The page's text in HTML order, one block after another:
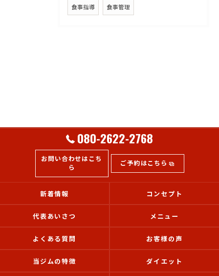
食事指導 食事管理
080-2622-2768
お問い合わせはこち
ら
ご予約はこちら
新着情報 コンセプト
代表あいさつ メニュー
よくある質問 お客様の声
当ジムの特徴 ダイエット